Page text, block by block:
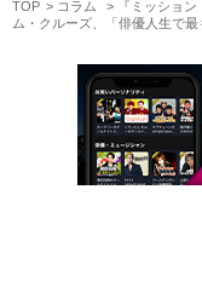
TOP コラム
『ミッショ
ム・クルーズ、「俳優人生で